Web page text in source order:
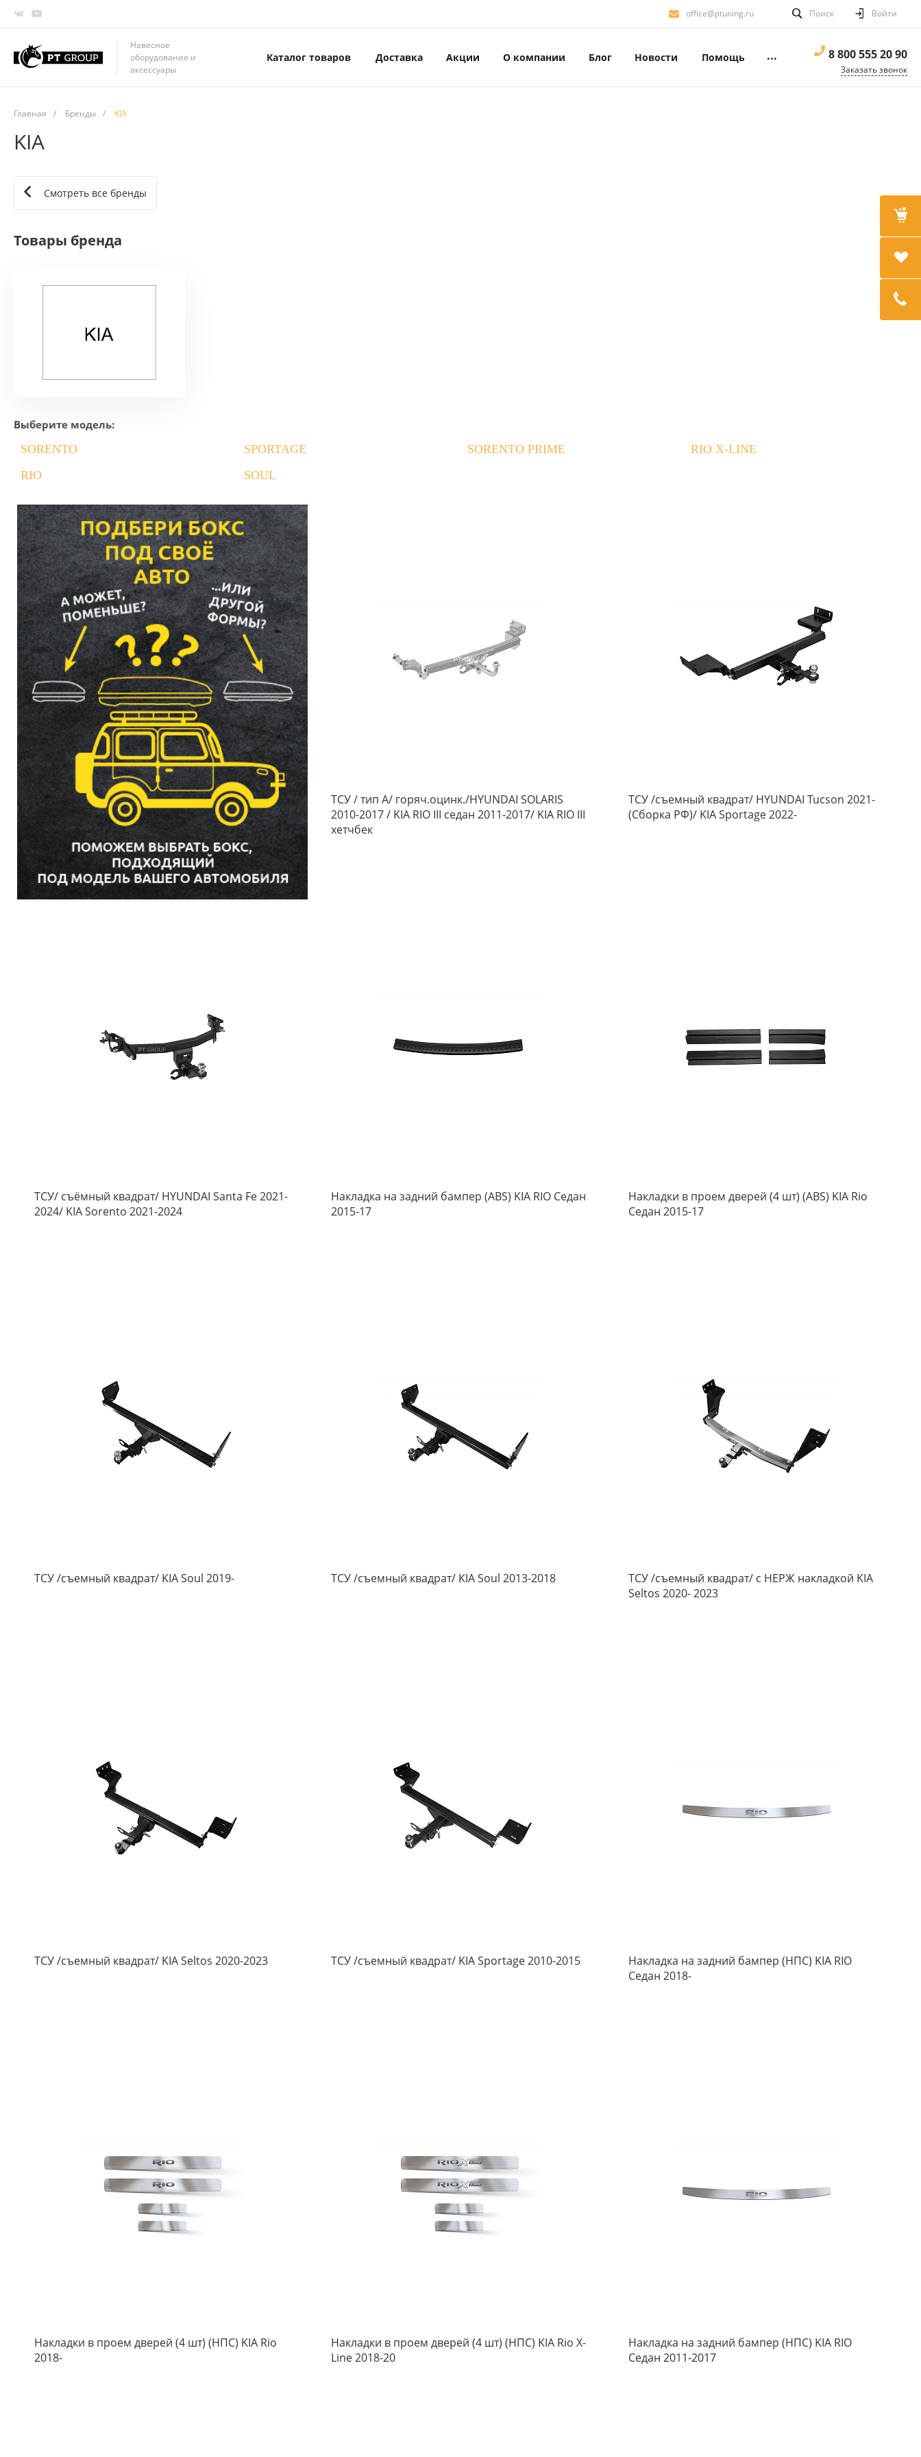
office@ptuning.ru Поиск Войти
Навесное
оборудование и
аксессуары
Каталог товаров Доставка Акции О компании Блог Новости Помощь ... 8 800 555 20 90
Заказать звонок
Главная / Бренды / KIA
KIA
Смотреть все бренды
Товары бренда
Выберите модель:
SORENTO
SPORTAGE SORENTO PRIME
RIO X-LINE
RIO
SOUL
ТСУ / тип А/ горяч.оцинк./HYUNDAI SOLARIS
2010-2017 / KIA RIO III седан 2011-2017/ KIA RIO III
хетчбек
ТСУ /съемный квадрат/ HYUNDAI Tucson 2021-
(Сборка РФ)/ KIA Sportage 2022-
ТСУ/ съёмный квадрат/ HYUNDAI Santa Fe 2021-
2024/ KIA Sorento 2021-2024
Накладка на задний бампер (ABS) KIA RIO Седан
2015-17
Накладки в проем дверей (4 шт) (ABS) KIA Rio
Седан 2015-17
ТСУ /съемный квадрат/ KIA Soul 2019- ТСУ /съемный квадрат/ KIA Soul 2013-2018
ТСУ /съемный квадрат/ с НЕРЖ накладкой KIA
Seltos 2020- 2023
ТСУ /съемный квадрат/ KIA Seltos 2020-2023 ТСУ /съемный квадрат/ KIA Sportage 2010-2015
Накладка на задний бампер (НПС) KIA RIO
Седан 2018-
Накладки в проем дверей (4 шт) (НПС) KIA Rio
2018-
Накладки в проем дверей (4 шт) (НПС) KIA Rio X-
Line 2018-20
Накладка на задний бампер (НПС) KIA RIO
Седан 2011-2017